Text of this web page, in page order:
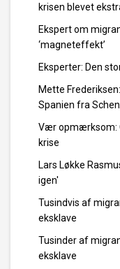
krisen blevet
Ekspert om
‘magneteffekt’
Eksperter: Den
Mette
Spanien fra
Vær opmærksom:
krise
Lars Løkke
igen'
Tusindvis af
eksklave
Tusinder af
eksklave